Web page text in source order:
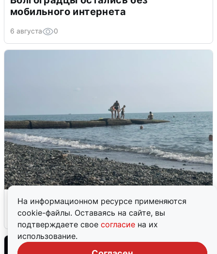
На информационном ресурсе применяются
cookie-файлы. Оставаясь на сайте, вы
подтверждаете свое согласие на их
использование.
мобильного интернета
6 августа 0
Сирены в Сочи: новая угроза БПЛА
6 августа 0